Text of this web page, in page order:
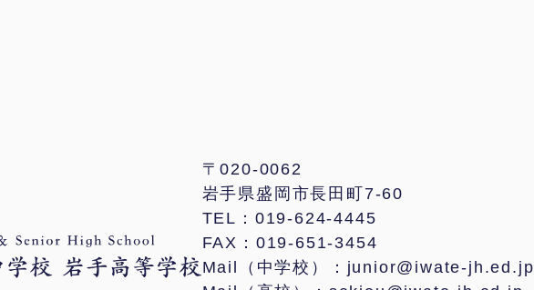
〒020-0062
岩手県盛岡市長田町7-60
TEL：019-624-4445
FAX：019-651-3454
Mail（中学校）：junior@iwate-jh.ed.jp